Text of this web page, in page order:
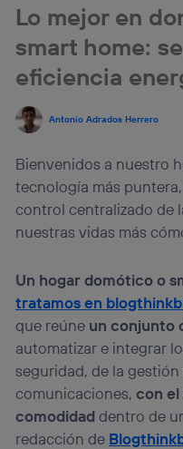
Lo mejor en
smart home:
eficiencia
Antonio Adrados Herrero
Bienvenidos a nuestro
tecnología más
control centralizado de
nuestras vidas más
Un hogar domótico o
tratamos en
que reúne un conjunto
automatizar e integrar
seguridad, de la
comunicaciones,con
comodidaddentro de
redacción de